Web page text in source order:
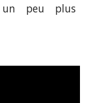
peu plus